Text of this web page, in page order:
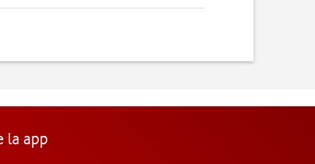
la app